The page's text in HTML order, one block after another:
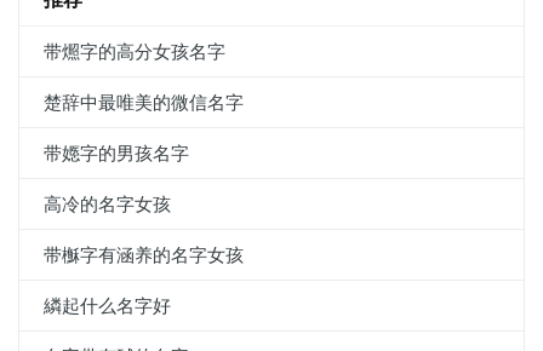
带燳字的高分女孩名字
楚辞中最唯美的微信名字
带嫕字的男孩名字
高冷的名字女孩
带櫯字有涵养的名字女孩
繗起什么名字好